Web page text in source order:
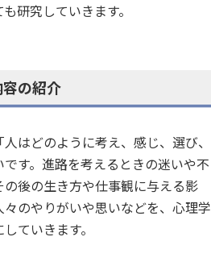
研究していきます。
の紹介
はどのように考え、感じ、選び、
す。進路を考えるときの迷いや不
後の生き方や仕事観に与える影
のやりがいや思いなどを、心理学
ていきます。